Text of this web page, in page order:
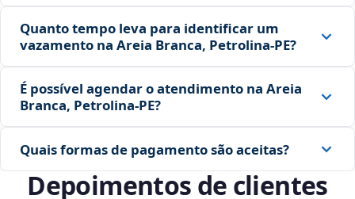
Quanto tempo leva para identificar um
vazamento na Areia Branca, Petrolina‑PE?
É possível agendar o atendimento na Areia
Branca, Petrolina‑PE?
Quais formas de pagamento são aceitas?
Depoimentos de clientes